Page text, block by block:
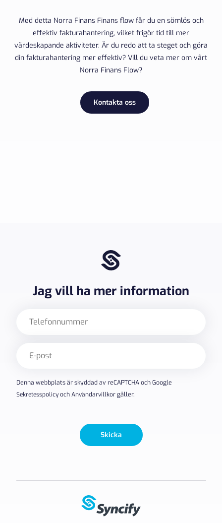
Med detta Norra Finans Finans flow får du en sömlös och
effektiv fakturahantering, vilket frigör tid till mer
värdeskapande aktiviteter. Är du redo att ta steget och göra
din fakturahantering mer effektiv? Vill du veta mer om vårt
Norra Finans Flow?
Kontakta oss
Jag vill ha mer information
post
Denna webbplats är skyddad av reCAPTCHA och Google
SekretesspolicyochAnvändarvillkorgäller.
Skicka